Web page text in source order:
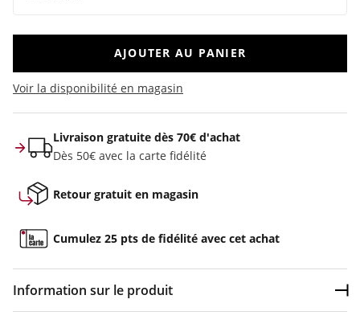
AJOUTER AU PANIER
Voir la disponibilité en magasin
Livraison gratuite dès 70€ d'achat
Dès 50€ avec la carte fidélité
Retour gratuit en magasin
Cumulez 25 pts de fidélité avec cet achat
Information sur le produit